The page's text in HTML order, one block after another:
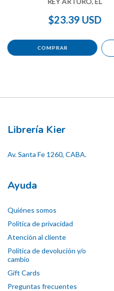
$23.39 USD
Librería Kier
Av. Santa Fe 1260, CABA.
Ayuda
Quiénes somos
Política de privacidad
Atención al cliente
Política de devolución y/o
cambio
Gift Cards
Preguntas frecuentes